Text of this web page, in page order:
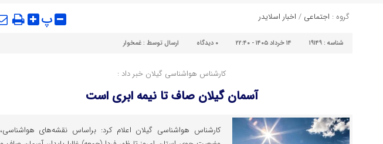
گروه : اجتماعی / اخبار اسلایدر پ
شناسه : ۱۹۱۴۹ ۱۴ خرداد ۱۴۰۵ - ۲۲:۴۰ ۰ دیدگاه ارسال توسط : غمخوار
کارشناس هواشناسی گیلان خبر داد :
آسمان گیلان صاف تا نیمه ابری است
کارشناس هواشناسی گیلان اعلام کرد: براساس نقشه‌های هواشناسی،